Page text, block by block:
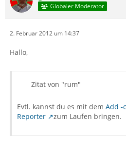
Globaler Moderator
2. Februar 2012 um 14:37
Hallo,
Zitat von "rum"
Evtl. kannst du es mit dem Add -
Reporter
zum Laufen bringen.